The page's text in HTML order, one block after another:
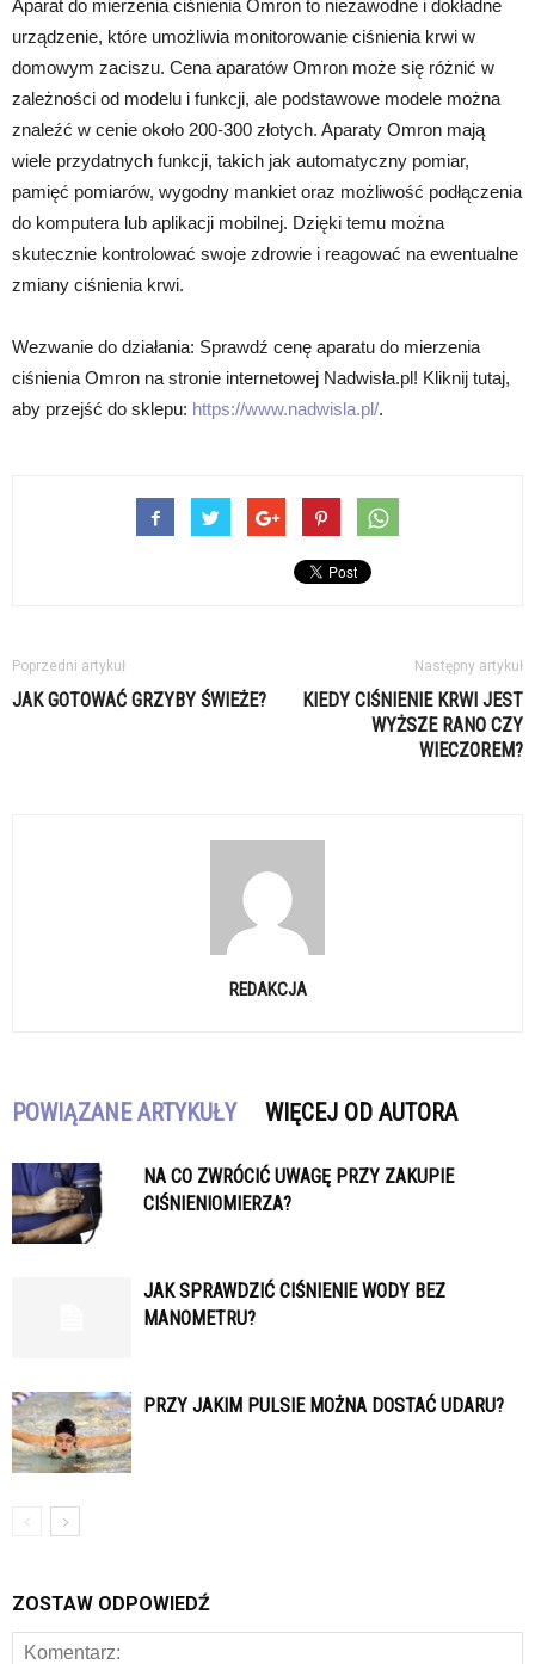
Aparat do mierzenia ciśnienia Omron to niezawodne i dokładne
urządzenie, które umożliwia monitorowanie ciśnienia krwi w
domowym zaciszu. Cena aparatów Omron może się różnić w
zależności od modelu i funkcji, ale podstawowe modele można
znaleźć w cenie około 200-300 złotych. Aparaty Omron mają
wiele przydatnych funkcji, takich jak automatyczny pomiar,
pamięć pomiarów, wygodny mankiet oraz możliwość podłączenia
do komputera lub aplikacji mobilnej. Dzięki temu można
skutecznie kontrolować swoje zdrowie i reagować na ewentualne
zmiany ciśnienia krwi.
Wezwanie do działania: Sprawdź cenę aparatu do mierzenia
ciśnienia Omron na stronie internetowej Nadwisła.pl! Kliknij tutaj,
aby przejść do sklepu: https://www.nadwisla.pl/.
Poprzedni artykuł
JAK GOTOWAĆ GRZYBY ŚWIEŻE?
Następny artykuł
KIEDY CIŚNIENIE KRWI JEST
WYŻSZE RANO CZY
WIECZOREM?
REDAKCJA
POWIĄZANE ARTYKUŁY WIĘCEJ OD AUTORA
NA CO ZWRÓCIĆ UWAGĘ PRZY ZAKUPIE
CIŚNIENIOMIERZA?
JAK SPRAWDZIĆ CIŚNIENIE WODY BEZ
MANOMETRU?
PRZY JAKIM PULSIE MOŻNA DOSTAĆ UDARU?
ZOSTAW ODPOWIEDŹ